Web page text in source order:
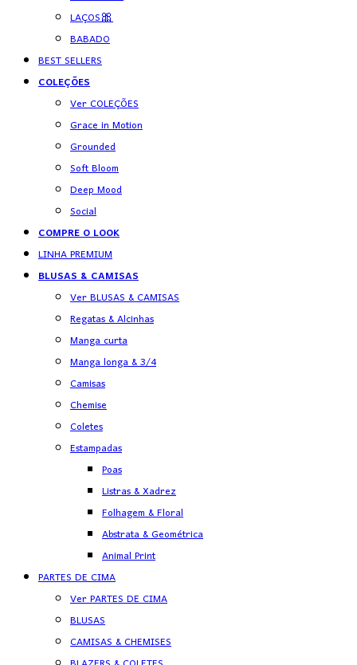
LAÇOS🎀
BABADO
BEST SELLERS
COLEÇÕES
Ver COLEÇÕES
Grace in Motion
Grounded
Soft Bloom
Deep Mood
Social
COMPRE O LOOK
LINHA PREMIUM
BLUSAS & CAMISAS
Ver BLUSAS & CAMISAS
Regatas & Alcinhas
Manga curta
Manga longa & 3/4
Camisas
Chemise
Coletes
Estampadas
Poas
Listras & Xadrez
Folhagem & Floral
Abstrata & Geométrica
Animal Print
PARTES DE CIMA
Ver PARTES DE CIMA
BLUSAS
CAMISAS & CHEMISES